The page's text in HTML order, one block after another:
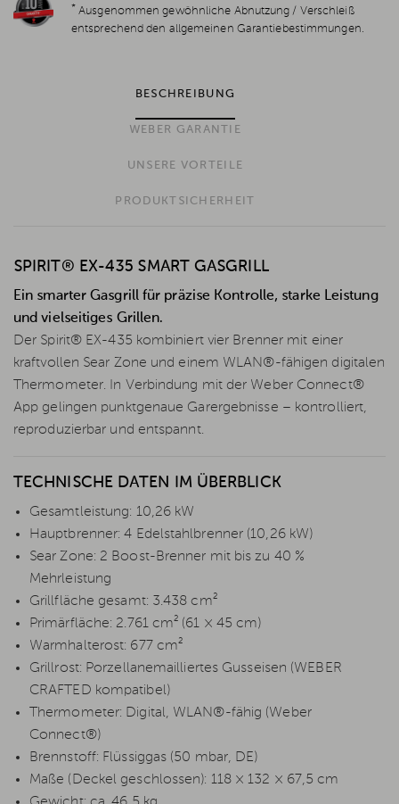
* Ausgenommen gewöhnliche Abnutzung / Verschleiß
entsprechend den allgemeinen Garantiebestimmungen.
BESCHREIBUNG
WEBER GARANTIE
UNSERE VORTEILE
PRODUKTSICHERHEIT
SPIRIT® EX-435 SMART GASGRILL
Ein smarter Gasgrill für präzise Kontrolle, starke Leistung
und vielseitiges Grillen.
Der Spirit® EX-435 kombiniert vier Brenner mit einer
kraftvollen Sear Zone und einem WLAN®-fähigen digitalen
Thermometer. In Verbindung mit der Weber Connect®
App gelingen punktgenaue Garergebnisse – kontrolliert,
reproduzierbar und entspannt.
TECHNISCHE DATEN IM ÜBERBLICK
Gesamtleistung: 10,26 kW
Hauptbrenner: 4 Edelstahlbrenner (10,26 kW)
Sear Zone: 2 Boost-Brenner mit bis zu 40 %
Mehrleistung
Grillfläche gesamt: 3.438 cm²
Primärfläche: 2.761 cm² (61 × 45 cm)
Warmhalterost: 677 cm²
Grillrost: Porzellanemailliertes Gusseisen (WEBER
CRAFTED kompatibel)
Thermometer: Digital, WLAN®-fähig (Weber
Connect®)
Brennstoff: Flüssiggas (50 mbar, DE)
Maße (Deckel geschlossen): 118 × 132 × 67,5 cm